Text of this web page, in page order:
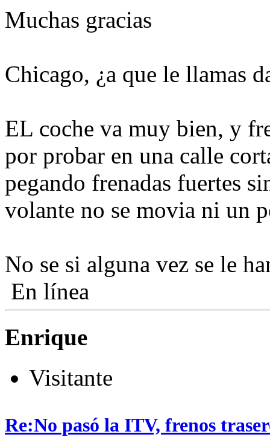
Muchas gracias
Chicago, ¿a que le llamas
EL coche va muy bien, y
por probar en una calle
pegando frenadas fuertes
volante no se movia ni un
No se si alguna vez se le
En línea
Enrique
Visitante
Re:No pasó la ITV, frenos